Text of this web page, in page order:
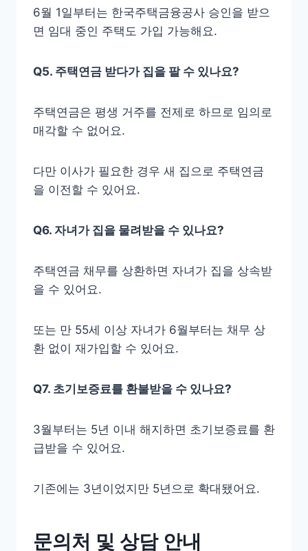
6월 1일부터는 한국주택금융공사 승인을 받으
면 임대 중인 주택도 가입 가능해요.
Q5. 주택연금 받다가 집을 팔 수 있나요?
주택연금은 평생 거주를 전제로 하므로 임의로
매각할 수 없어요.
다만 이사가 필요한 경우 새 집으로 주택연금
을 이전할 수 있어요.
Q6. 자녀가 집을 물려받을 수 있나요?
주택연금 채무를 상환하면 자녀가 집을 상속받
을 수 있어요.
또는 만 55세 이상 자녀가 6월부터는 채무 상
환 없이 재가입할 수 있어요.
Q7. 초기보증료를 환불받을 수 있나요?
3월부터는 5년 이내 해지하면 초기보증료를 환
급받을 수 있어요.
기존에는 3년이었지만 5년으로 확대됐어요.
문의처 및 상담 안내